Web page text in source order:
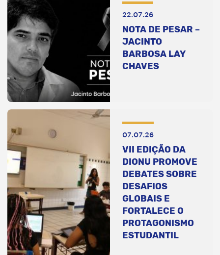
22.07.26
NOTA DE PESAR –
JACINTO
BARBOSA LAY
CHAVES
07.07.26
VII EDIÇÃO DA
DIONU PROMOVE
DEBATES SOBRE
DESAFIOS
GLOBAIS E
FORTALECE O
PROTAGONISMO
ESTUDANTIL